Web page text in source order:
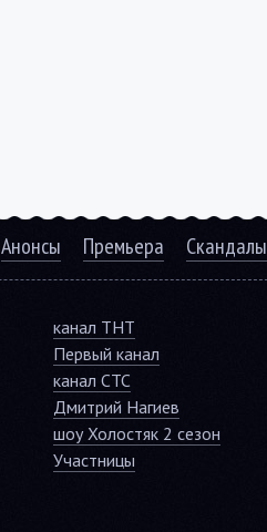
Анонсы Премьера Скандалы
канал ТНТ
Первый канал
канал СТС
Дмитрий Нагиев
шоу Холостяк 2 сезон
Участницы